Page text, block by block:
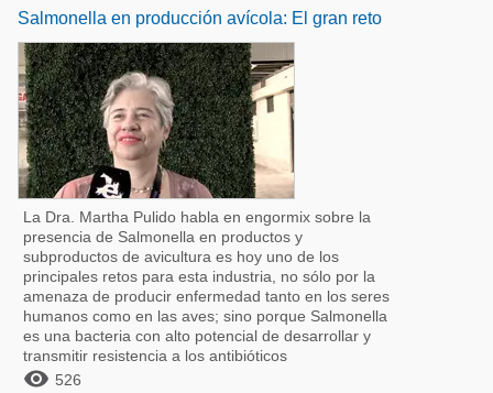
Salmonella en producción avícola: El gran reto
La Dra. Martha Pulido habla en engormix sobre la
presencia de Salmonella en productos y
subproductos de avicultura es hoy uno de los
principales retos para esta industria, no sólo por la
amenaza de producir enfermedad tanto en los seres
humanos como en las aves; sino porque Salmonella
es una bacteria con alto potencial de desarrollar y
transmitir resistencia a los antibióticos
 526